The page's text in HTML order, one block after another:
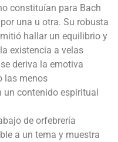
constituían para Bach
una u otra. Su robusta
hallar un equilibrio y
existencia a velas
deriva la emotiva
las menos
un contenido espiritual
de orfebrería
a un tema y muestra